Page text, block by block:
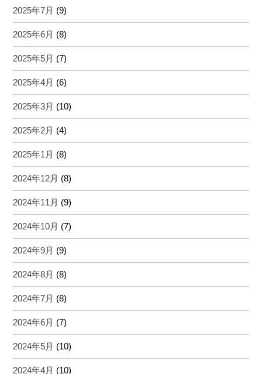
2025年7月 (9)
2025年6月 (8)
2025年5月 (7)
2025年4月 (6)
2025年3月 (10)
2025年2月 (4)
2025年1月 (8)
2024年12月 (8)
2024年11月 (9)
2024年10月 (7)
2024年9月 (9)
2024年8月 (8)
2024年7月 (8)
2024年6月 (7)
2024年5月 (10)
2024年4月 (10)